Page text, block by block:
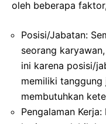
oleh beberapa
Posisi/Jabatan:
seorang
ini karena posisi/
memiliki
membutuhkan
Pengalaman